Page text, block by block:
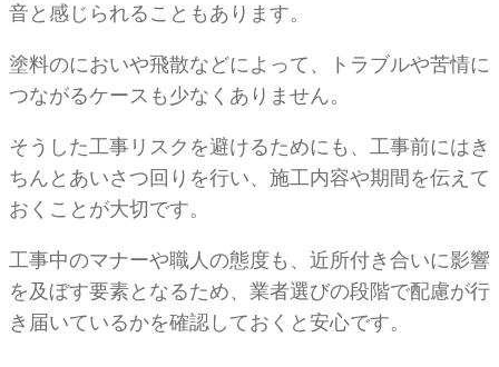
音と感じられることもあります。
塗料のにおいや飛散などによって、トラブルや苦情に
つながるケースも少なくありません。
そうした工事リスクを避けるためにも、工事前にはき
ちんとあいさつ回りを行い、施工内容や期間を伝えて
おくことが大切です。
工事中のマナーや職人の態度も、近所付き合いに影響
を及ぼす要素となるため、業者選びの段階で配慮が行
き届いているかを確認しておくと安心です。